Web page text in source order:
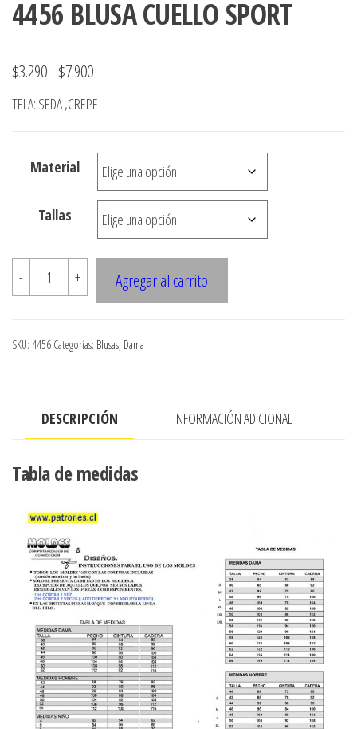
4456 BLUSA CUELLO SPORT
$3.290- $7.900Rango
de
desde
$3.290
hasta
$7.900
TELA: SEDA ,CREPE
Material
Tallas
-
4456
cantidad
+ Agregar al carrito
SKU: 4456 Categorías: Blusas, Dama
DESCRIPCIÓN INFORMACIÓN ADICIONAL
Tabla de medidas